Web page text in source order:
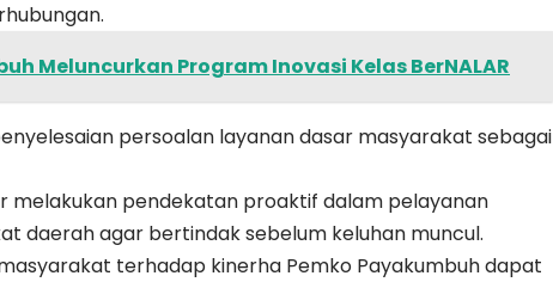
Meluncurkan Program Inovasi Kelas BerNALAR
persoalan layanan dasar masyarakat sebagai
melakukan pendekatan proaktif dalam pelayanan
daerah agar bertindak sebelum keluhan muncul.
terhadap kinerha Pemko Payakumbuh dapat